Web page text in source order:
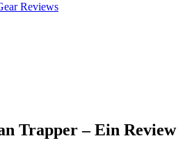
Reviews
Trapper – Ein Review